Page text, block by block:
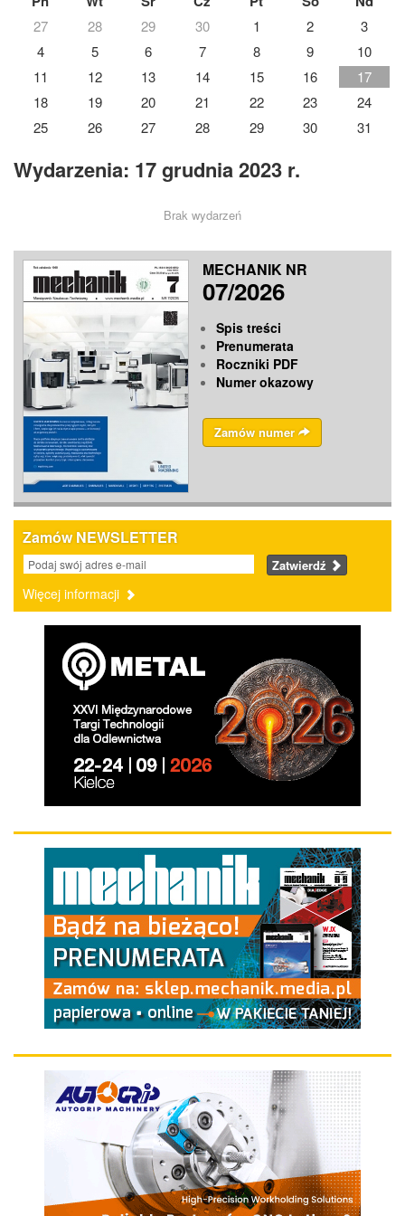
27 28 29 30 1 2
3
4
5 6 7 8 9
10
11
12 13 14 15 16
17
18
19 20 21 22 23
24
25
26 27 28 29 30 31
Wydarzenia: 17 grudnia 2023 r.
Brak wydarzeń
MECHANIK NR
07/2026
Spis treści
Prenumerata
Roczniki PDF
Numer okazowy
Zamów numer
Zamów NEWSLETTER
Zatwierdź
Więcej informacji